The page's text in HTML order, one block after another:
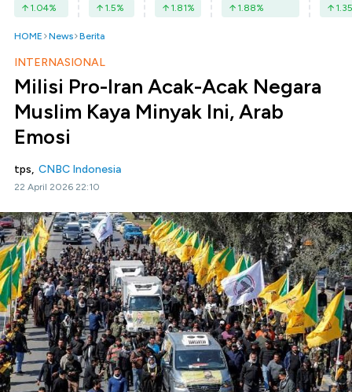
1.04% 1.5% 1.81% 1.88% 1.35
HOME News Berita
INTERNASIONAL
Milisi Pro-Iran Acak-Acak Negara
Muslim Kaya Minyak Ini, Arab
Emosi
tps, CNBC Indonesia
22 April 2026 22:10